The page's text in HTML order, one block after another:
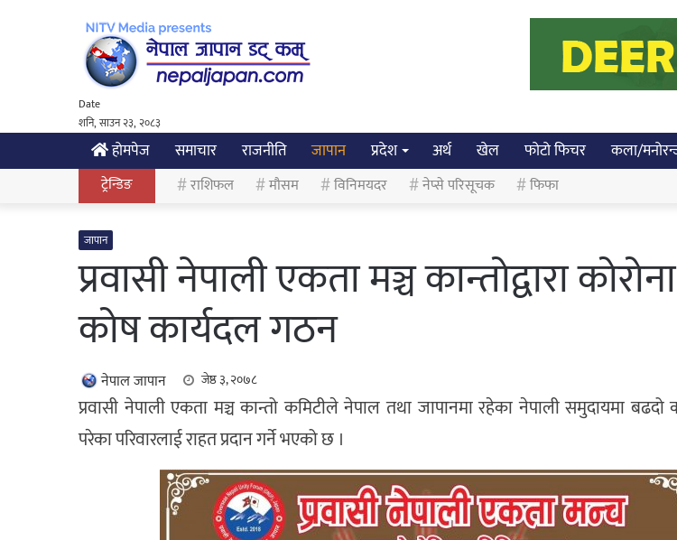
Date
शनि, साउन २३, २०८३
होमपेज समाचार राजनीति जापान प्रदेश अर्थ खेल फोटो फिचर कला/
ट्रेन्डिङ राशिफल मौसम विनिमयदर नेप्से परिसूचक फिफा
जापान
प्रवासी नेपाली एकता मञ्च कान्तोद्वारा
कोष कार्यदल गठन
नेपाल जापान जेष्ठ ३, २०७८
प्रवासी नेपाली एकता मञ्च कान्तो कमिटीले नेपाल तथा जापानमा रहेका नेपाली समुदायमा बढदो
परेका परिवारलाई राहत प्रदान गर्ने भएको छ ।